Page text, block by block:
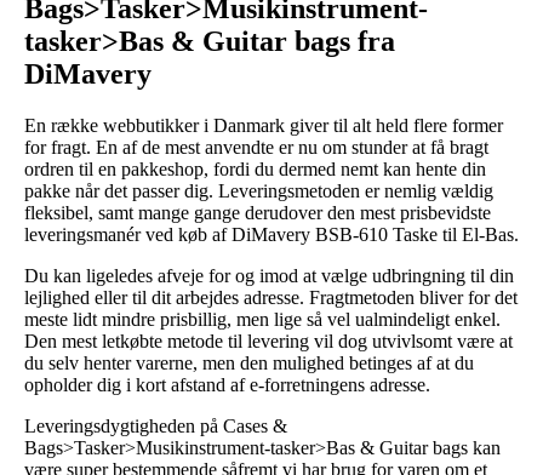
Bags>Tasker>Musikinstrument-
tasker>Bas & Guitar bags fra
DiMavery
En række webbutikker i Danmark giver til alt held flere former
for fragt. En af de mest anvendte er nu om stunder at få bragt
ordren til en pakkeshop, fordi du dermed nemt kan hente din
pakke når det passer dig. Leveringsmetoden er nemlig vældig
fleksibel, samt mange gange derudover den mest prisbevidste
leveringsmanér ved køb af DiMavery BSB-610 Taske til El-Bas.
Du kan ligeledes afveje for og imod at vælge udbringning til din
lejlighed eller til dit arbejdes adresse. Fragtmetoden bliver for det
meste lidt mindre prisbillig, men lige så vel ualmindeligt enkel.
Den mest letkøbte metode til levering vil dog utvivlsomt være at
du selv henter varerne, men den mulighed betinges af at du
opholder dig i kort afstand af e-forretningens adresse.
Leveringsdygtigheden på Cases &
Bags>Tasker>Musikinstrument-tasker>Bas & Guitar bags kan
være super bestemmende såfremt vi har brug for varen om et